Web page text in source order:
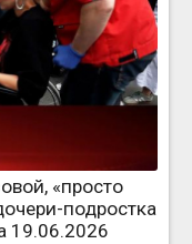
«просто
подростка
19.06.2026